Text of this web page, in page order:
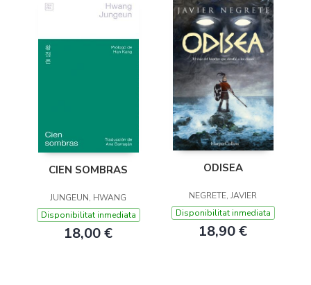
CIEN SOMBRAS
JUNGEUN, HWANG
Disponibilitat inmediata
18,00 €
ODISEA
NEGRETE, JAVIER
Disponibilitat inmediata
18,90 €